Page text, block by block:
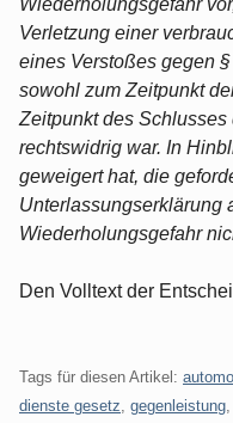
Wiederholungsgefahr
Verletzung einer
eines Verstoßes gegen
sowohl zum Zeitpunkt
Zeitpunkt des
rechtswidrig war. In
geweigert hat, die
Unterlassungserklärung
Wiederholungsgefahr
Den Volltext der
Tags für diesen Artikel:
dienste gesetz gegenleistung